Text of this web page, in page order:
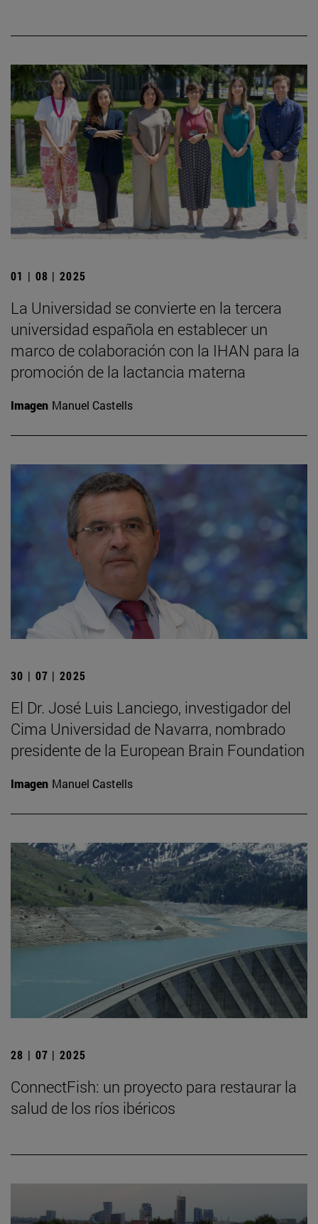
01 | 08 | 2025
La Universidad se convierte en la tercera
universidad española en establecer un
marco de colaboración con la IHAN para la
promoción de la lactancia materna
Imagen Manuel Castells
30 | 07 | 2025
El Dr. José Luis Lanciego, investigador del
Cima Universidad de Navarra, nombrado
presidente de la European Brain Foundation
Imagen Manuel Castells
28 | 07 | 2025
ConnectFish: un proyecto para restaurar la
salud de los ríos ibéricos